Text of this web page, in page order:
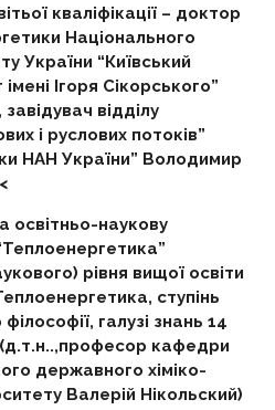
кваліфікації – доктор
Національного
України “Київський
імені Ігоря Сікорського”
відділу
і руслових потоків”
НАН України” Володимир
освітньо-наукову
рівня вищої освіти
ступінь
галузі знань 14
кафедри
державного хіміко-
Валерій Нікольский)